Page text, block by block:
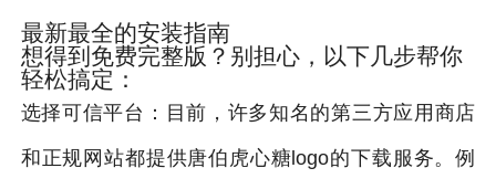
最新最全的安装指南
想得到免费完整版？别担心，以下几步帮你
轻松搞定：
选择可信平台：目前，许多知名的第三方应用商店
和正规网站都提供唐伯虎心糖logo的下载服务。例